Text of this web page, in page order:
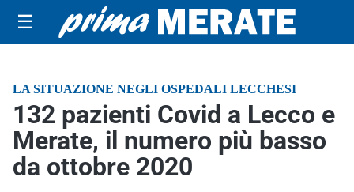
☰
LA SITUAZIONE NEGLI OSPEDALI LECCHESI
132 pazienti Covid a Lecco e
Merate, il numero più basso
da ottobre 2020